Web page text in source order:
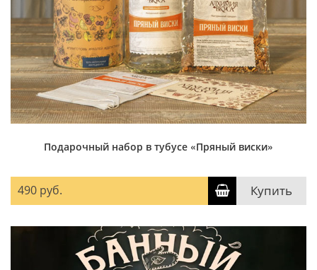
Подарочный набор в тубусе «Пряный виски»
490 руб. Купить